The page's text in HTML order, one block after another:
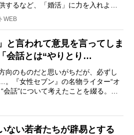
するなど、「婚活」に力を入れよう
WEB
と言われて意見を言ってしま
会話とは“やりとり…
のものだと思いがちだが、必ずし
『女性セブン』の名物ライター“オ
会話”について考えたことを綴る。
ない若者たちが辟易とする